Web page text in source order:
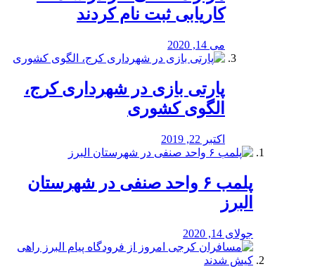
کاریابی ثبت نام کردند
می 14, 2020
پارتی بازی در شهرداری کرج،
الگوی کشوری
اکتبر 22, 2019
پلمب ۶ واحد صنفی در شهرستان
البرز
جولای 14, 2020